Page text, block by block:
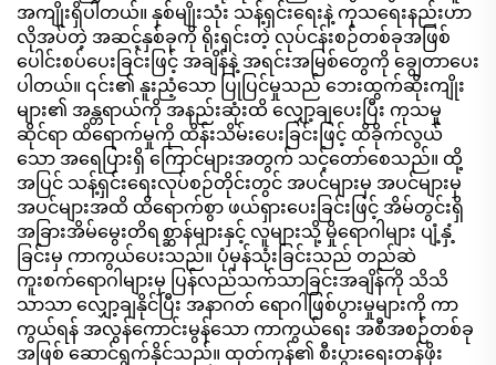
အကျိုးရှိပါတယ်။ နှစ်မျိုးသုံး သန့်ရှင်းရေးနဲ့ ကုသရေးနည်းဟာ
လိုအပ်တဲ့ အဆင့်နှစ်ခုကို ရိုးရှင်းတဲ့ လုပ်ငန်းစဉ်တစ်ခုအဖြစ်
ပေါင်းစပ်ပေးခြင်းဖြင့် အချိန်နဲ့ အရင်းအမြစ်တွေကို ချွေတာပေး
ပါတယ်။ ၎င်း၏ နူးညံ့သော ပြုပြင်မှုသည် ဘေးထွက်ဆိုးကျိုး
များ၏ အန္တရာယ်ကို အနည်းဆုံးထိ လျှော့ချပေးပြီး ကုသမှု
ဆိုင်ရာ ထိရောက်မှုကို ထိန်းသိမ်းပေးခြင်းဖြင့် ထိခိုက်လွယ်
သော အရေပြားရှိ ကြောင်များအတွက် သင့်တော်စေသည်။ ထို့
အပြင် သန့်ရှင်းရေးလုပ်စဉ်တိုင်းတွင် အပင်များမှ အပင်များမှ
အပင်များအထိ ထိရောက်စွာ ဖယ်ရှားပေးခြင်းဖြင့် အိမ်တွင်းရှိ
အခြားအိမ်မွေးတိရစ္ဆာန်များနှင့် လူများသို့ မှိုရောဂါများ ပျံ့နှံ့
ခြင်းမှ ကာကွယ်ပေးသည်။ ပုံမှန်သုံးခြင်းသည် တည်ဆဲ
ကူးစက်ရောဂါများမှ ပြန်လည်သက်သာခြင်းအချိန်ကို သိသိ
သာသာ လျှော့ချနိုင်ပြီး အနာဂတ် ရောဂါဖြစ်ပွားမှုများကို ကာ
ကွယ်ရန် အလွန်ကောင်းမွန်သော ကာကွယ်ရေး အစီအစဉ်တစ်ခု
အဖြစ် ဆောင်ရွက်နိုင်သည်။ ထုတ်ကုန်၏ စီးပွားရေးတန်ဖိုး